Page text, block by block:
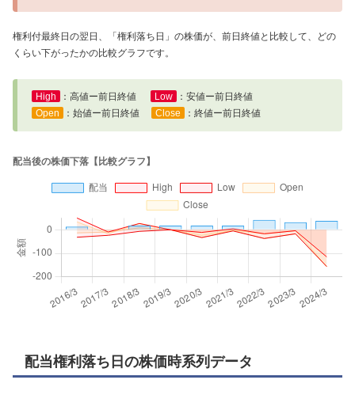
権利付最終日の翌日、「権利落ち日」の株価が、前日終値と比較して、どの
くらい下がったかの比較グラフです。
High ：高値ー前日終値 Low
：安値ー前日終値
Open
：始値ー前日終値 Close ：終値ー前日終値
配当権利落ち日の株価時系列データ